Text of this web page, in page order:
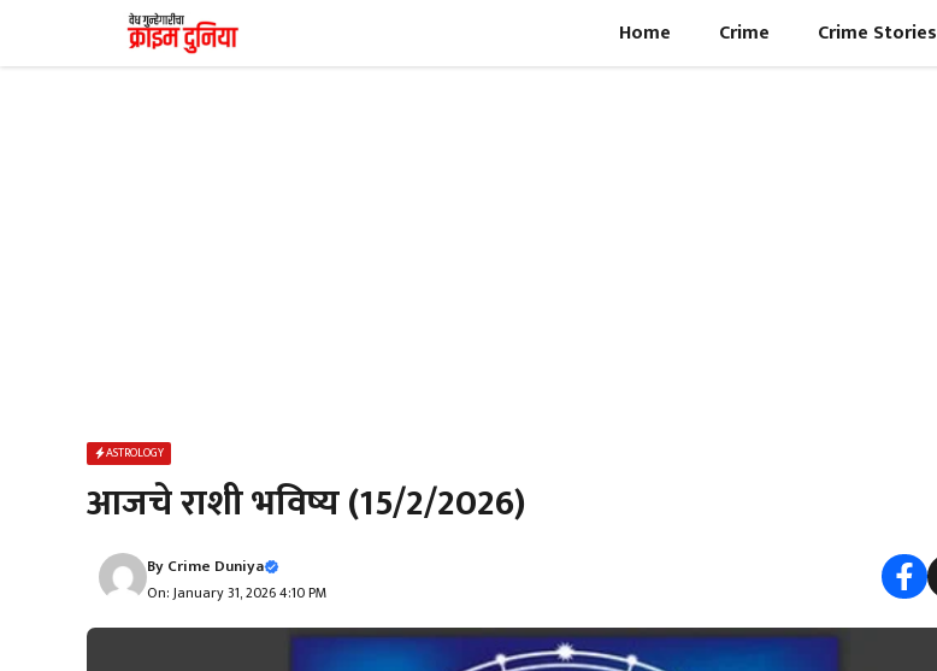
content
Home Crime Crime Stories
ASTROLOGY
आजचे राशी भविष्य (15/2/2026)
ByCrime Duniya
On: January 31, 2026 4:10 PM